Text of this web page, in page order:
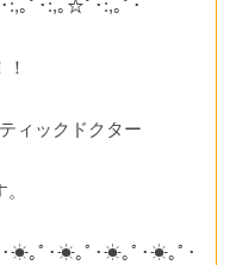
｡ﾟ･:,｡☆ﾟ･:,｡ﾟ･
ィックドクター
☀｡ﾟ･☀｡ﾟ･☀｡ﾟ･☀｡ﾟ･